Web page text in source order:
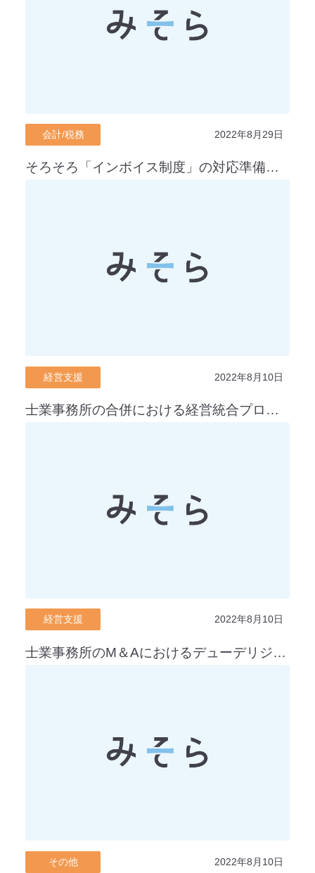
会計/税務 2022年8月29日
そろそろ「インボイス制度」の対応準備が必要
経営支援 2022年8月10日
士業事務所の合併における経営統合プロセス（PMI）とは
経営支援 2022年8月10日
士業事務所のM＆Aにおけるデューデリジェンスの注意点
その他 2022年8月10日